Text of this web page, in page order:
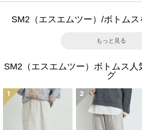
SM2（エスエムツー）/ボトム
もっと見る
SM2（エスエムツー）ボトムス人
グ
1 2